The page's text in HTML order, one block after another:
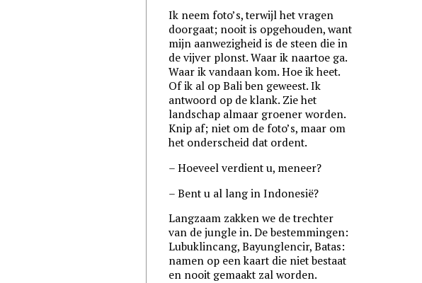
Ik neem foto’s, terwijl het vragen
doorgaat; nooit is opgehouden, want
mijn aanwezigheid is de steen die in
de vijver plonst. Waar ik naartoe ga.
Waar ik vandaan kom. Hoe ik heet.
Of ik al op Bali ben geweest. Ik
antwoord op de klank. Zie het
landschap almaar groener worden.
Knip af; niet om de foto’s, maar om
het onderscheid dat ordent.
– Hoeveel verdient u, meneer?
– Bent u al lang in Indonesië?
Langzaam zakken we de trechter
van de jungle in. De bestemmingen:
Lubuklincang, Bayunglencir, Batas:
namen op een kaart die niet bestaat
en nooit gemaakt zal worden.